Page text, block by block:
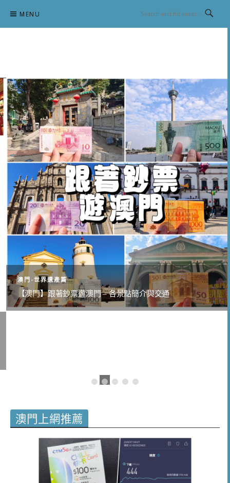
content
MENU
澳門-世界遺產篇
【澳門】跟著鈔票遊澳門 – 各景點簡介與交通
澳門上網推薦